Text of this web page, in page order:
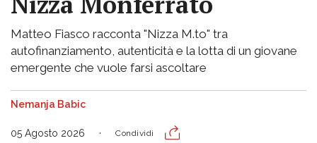
Matteo Fiasco racconta "Nizza M.to" tra
autofinanziamento, autenticità e la lotta di un giovane
emergente che vuole farsi ascoltare
Nemanja Babic
05 Agosto 2026 Condividi